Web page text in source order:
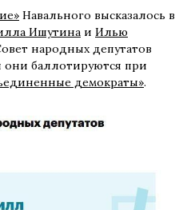
Навального высказалось в
Ишутина и Илью
народных депутатов
баллотируются при
демократы».